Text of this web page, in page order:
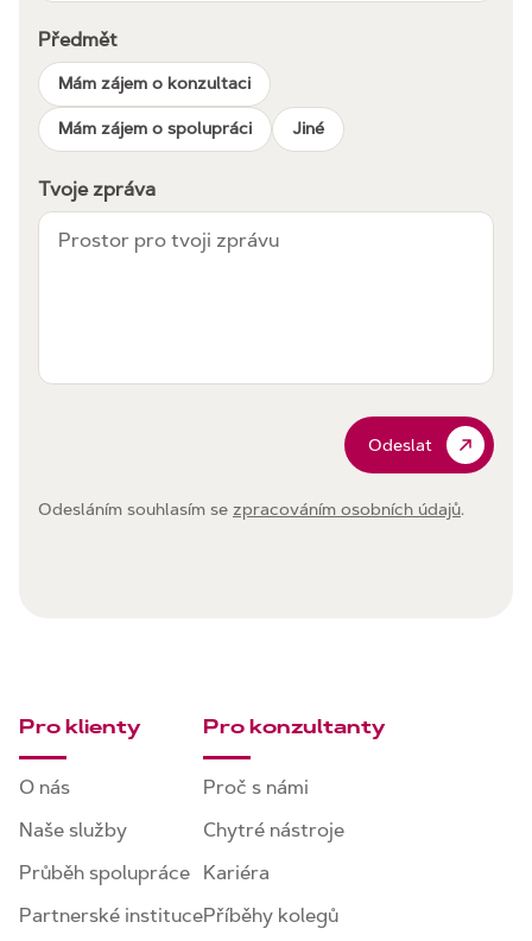
Předmět
Mám zájem o konzultaci
Mám zájem o spolupráci Jiné
Tvoje zpráva
Odeslat
Odesláním souhlasím se zpracováním osobních údajů.
Pro klienty
O nás
Naše služby
Průběh spolupráce
Partnerské instituce
Pro konzultanty
Proč s námi
Chytré nástroje
Kariéra
Příběhy kolegů